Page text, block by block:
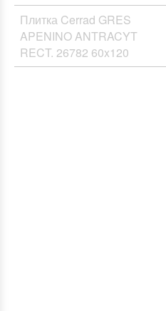
Плитка Cerrad GRES
APENINO ANTRACYT
RECT. 26782 60x120